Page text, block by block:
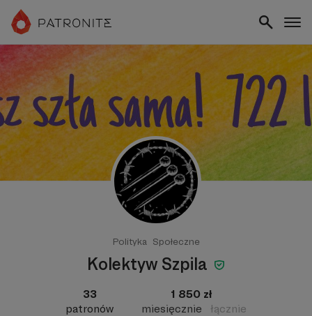
Polityka Społeczne
Kolektyw Szpila
33
patronów
1 850 zł
miesięcznie
łącznie